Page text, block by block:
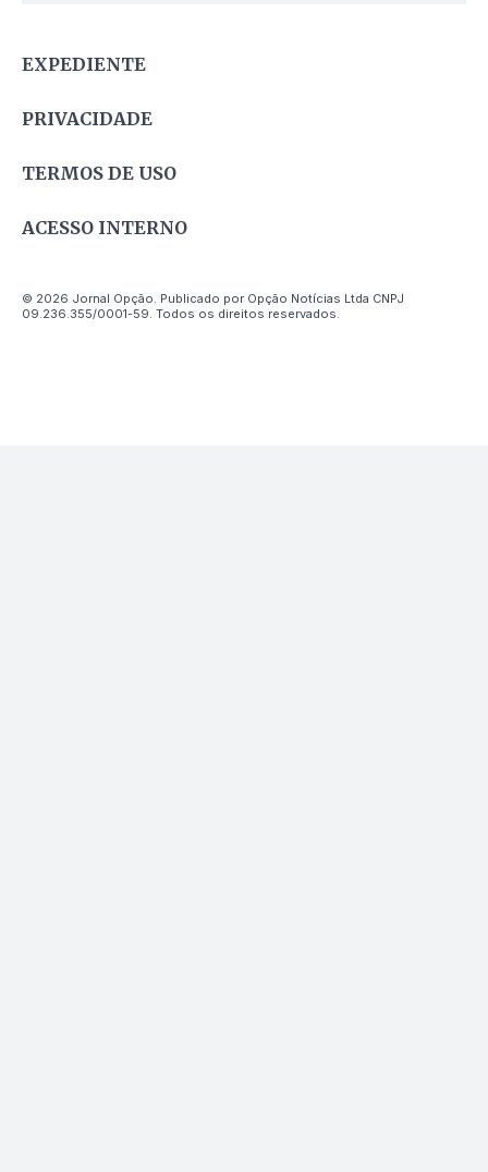
EXPEDIENTE
PRIVACIDADE
TERMOS DE USO
ACESSO INTERNO
© 2026 Jornal Opção. Publicado por Opção Notícias Ltda CNPJ
09.236.355/0001-59. Todos os direitos reservados.